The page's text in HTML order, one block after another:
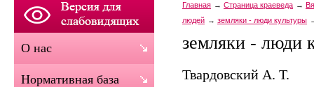
Главная Страница краеведа
людей
земляки - люди культуры
земляки - люди
Твардовский А. Т.
О нас
Нормативная база